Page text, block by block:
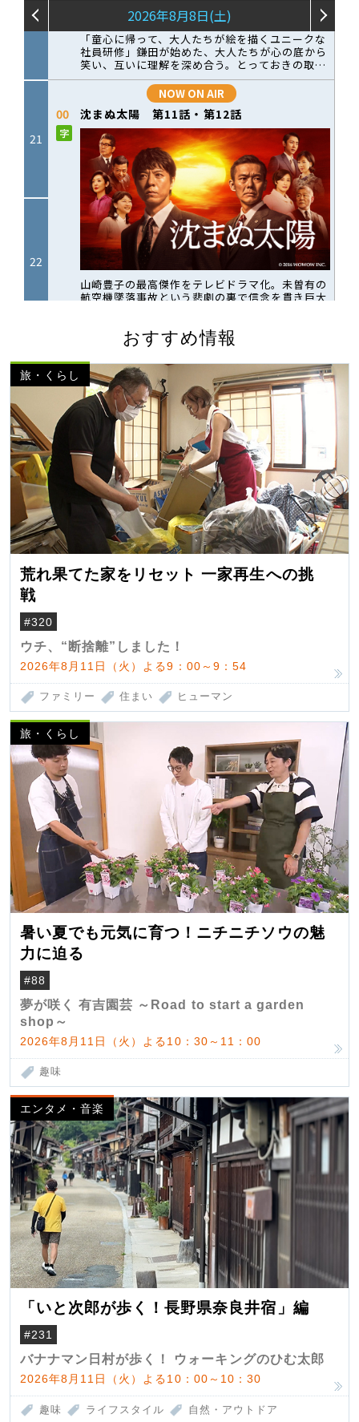
おすすめ情報
旅・くらし
荒れ果てた家をリセット 一家再生への挑
戦
#320
ウチ、“断捨離”しました！
2026年8月11日（火）よる9：00～9：54
ファミリー 住まい ヒューマン
旅・くらし
暑い夏でも元気に育つ！ニチニチソウの魅
力に迫る
#88
夢が咲く 有吉園芸 ～Road to start a garden
shop～
2026年8月11日（火）よる10：30～11：00
趣味
エンタメ・音楽
「いと次郎が歩く！長野県奈良井宿」編
#231
バナナマン日村が歩く！ ウォーキングのひむ太郎
2026年8月11日（火）よる10：00～10：30
趣味 ライフスタイル 自然・アウトドア